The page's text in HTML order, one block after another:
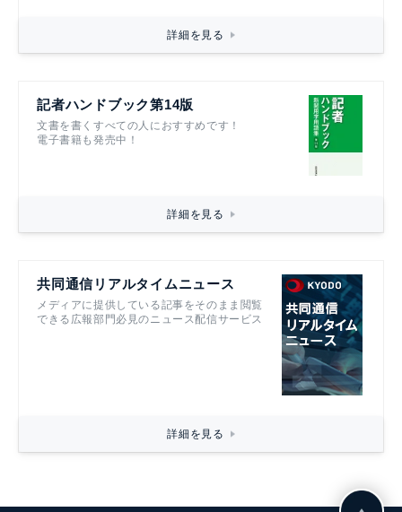
詳細を見る
記者ハンドブック第14版
文書を書くすべての人におすすめです！
電子書籍も発売中！
詳細を見る
共同通信リアルタイムニュース
メディアに提供している記事をそのまま閲覧
できる広報部門必見のニュース配信サービス
詳細を見る